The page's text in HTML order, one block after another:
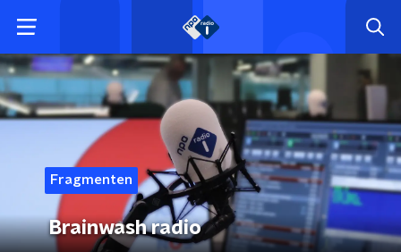
Fragmenten
Brainwash radio